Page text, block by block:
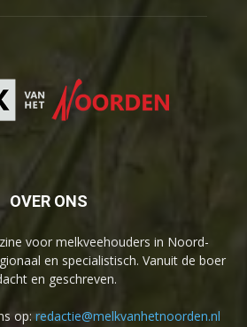
OVER ONS
voor melkveehouders in Noord-
en specialistisch. Vanuit de boer
en geschreven.
op: redactie@melkvanhetnoorden.nl